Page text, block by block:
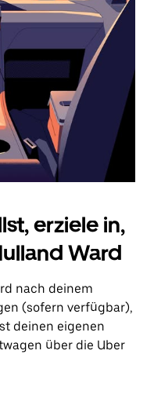
erziele in,
Ward
nach deinem
(sofern verfügbar),
deinen eigenen
über die Uber